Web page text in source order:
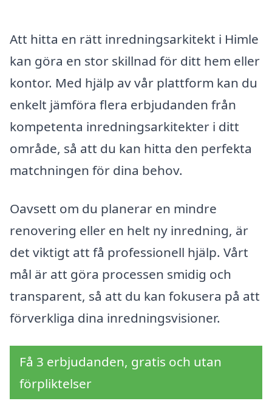
Att hitta en rätt inredningsarkitekt i Himle
kan göra en stor skillnad för ditt hem eller
kontor. Med hjälp av vår plattform kan du
enkelt jämföra flera erbjudanden från
kompetenta inredningsarkitekter i ditt
område, så att du kan hitta den perfekta
matchningen för dina behov.
Oavsett om du planerar en mindre
renovering eller en helt ny inredning, är
det viktigt att få professionell hjälp. Vårt
mål är att göra processen smidig och
transparent, så att du kan fokusera på att
förverkliga dina inredningsvisioner.
Få 3 erbjudanden, gratis och utan
förpliktelser